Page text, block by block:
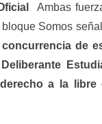
Ambas
Somos
de
a la libre